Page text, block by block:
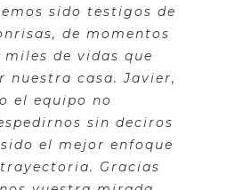
sido testigos de
de momentos
miles de vidas que
nuestra casa. Javier,
el equipo no
sin deciros
el mejor enfoque
Gracias